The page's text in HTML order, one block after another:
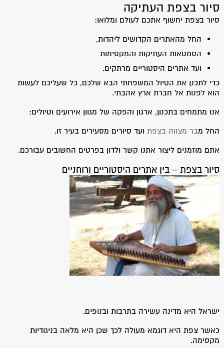
סיור בצפת העתיקה
סיור בצפת יחשוף אתכם לעולם ומלואו:
החל מהאתרים הקדושים ליהדות,
הסמטאות העתיקות והמקסימות
ועד אתרים היסטוריים מרתקים.
כדי לתכנן את הטיול המשפחתי הבא שלכם, כל שעליכם לעשות
הוא לפנות אל חברת ארץ אהבתי.
אנו מתמחים בתכנון, ארגון והפקה של מגוון אירועים וטיולים:
החל מבר מצווה בצפתועד סיורים מסעירים בעיר זו.
אתם מוזמנים ליצור אתנו קשר ולדון בפרטים החשובים עבורכם.
סיור בצפת – בין אתרים היסטוריים ורוחניים
ישראל היא מדינה עשירה בתרבות ובנופים.
כאשר צפת היא דוגמא מעולה לכך שכן היא מלאה בניגודיות
מקסימה.